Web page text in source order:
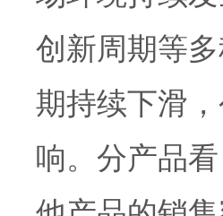
创新周期等
期持续下滑
响。分产品